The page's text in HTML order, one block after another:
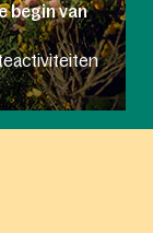
begin van